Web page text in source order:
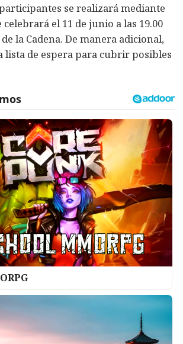
se realizará mediante
el 11 de junio a las 19.00
la Cadena. De manera adicional,
lista de espera para cubrir posibles